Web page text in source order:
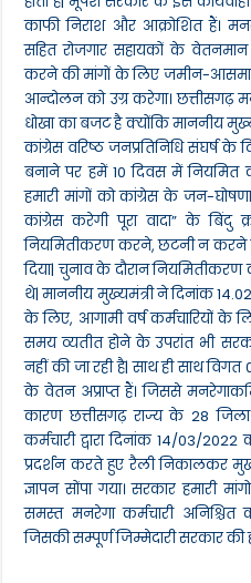
काफी निराश और आक्रोशित हैं।
सहित रोजगार सहायकों के वेतनमान
करने की मांगों के लिए जमीन-
आन्दोलन को उग्र करेगा। छत्तीसगढ़
धोखा का बजट है क्योंकि माननीय
कांग्रेस वरिष्ठ जनप्रतिनिधि
बनाने पर हमें 10 दिवस में
हमारी मांगों को कांग्रेस के जन-
कांग्रेस करेगी पूरा वादा” के बिंदु
नियमितीकरण करने, छटनी न करने
दिया| चुनाव के दौरान नियमितीकरण
थे| माननीय मुख्यमंत्री ने दिनांक
के लिए, आगामी वर्ष कर्मचारियों के
समय व्यतीत होने के उपरांत भी
नहीं की जा रही है| साथ ही साथ
के वेतन अप्राप्त हैं। जिससे
कारण छत्तीसगढ़ राज्य के 28
कर्मचारी द्वारा दिनांक 14/03/
प्रदर्शन करते हुए रैली निकालकर
ज्ञापन सोंपा गया। सरकार हमारी
समस्त मनरेगा कर्मचारी
जिसकी सम्पूर्ण जिम्मेदारी सरकार की